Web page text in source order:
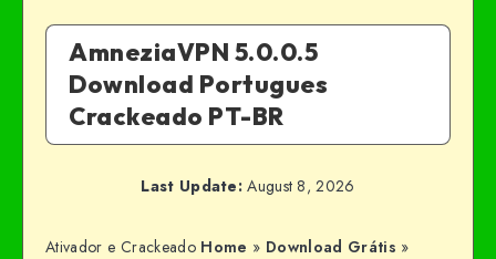
AmneziaVPN 5.0.0.5
Download Portugues
Crackeado PT-BR
Last Update: August 8, 2026
Ativador e Crackeado Home » Download Grátis »